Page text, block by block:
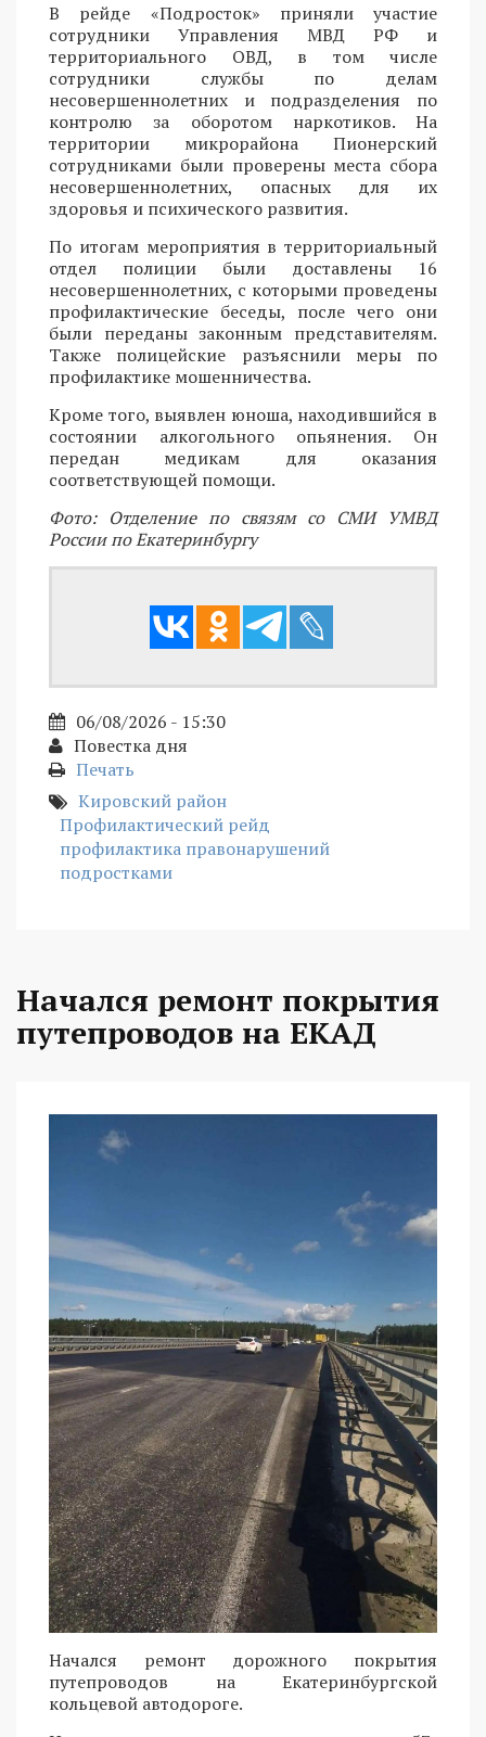
В рейде «Подросток» приняли участие
сотрудники Управления МВД РФ и
территориального ОВД, в том числе
сотрудники службы по делам
несовершеннолетних и подразделения по
контролю за оборотом наркотиков. На
территории микрорайона Пионерский
сотрудниками были проверены места сбора
несовершеннолетних, опасных для их
здоровья и психического развития.
По итогам мероприятия в территориальный
отдел полиции были доставлены 16
несовершеннолетних, с которыми проведены
профилактические беседы, после чего они
были переданы законным представителям.
Также полицейские разъяснили меры по
профилактике мошенничества.
Кроме того, выявлен юноша, находившийся в
состоянии алкогольного опьянения. Он
передан медикам для оказания
соответствующей помощи.
Фото: Отделение по связям со СМИ УМВД
России по Екатеринбургу
06/08/2026 - 15:30
Повестка дня
Печать
Кировский район
Профилактический рейд
профилактика правонарушений
подростками
Начался ремонт покрытия
путепроводов на ЕКАД
Начался ремонт дорожного покрытия
путепроводов на Екатеринбургской
кольцевой автодороге.